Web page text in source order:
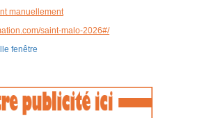
manuellement
saint-malo-2026#/
fenêtre